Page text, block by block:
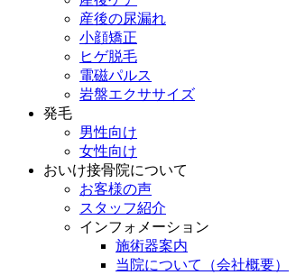
産後の尿漏れ
小顔矯正
ヒゲ脱毛
電磁パルス
岩盤エクササイズ
発毛
男性向け
女性向け
おいけ接骨院について
お客様の声
スタッフ紹介
インフォメーション
施術器案内
当院について（会社概要）